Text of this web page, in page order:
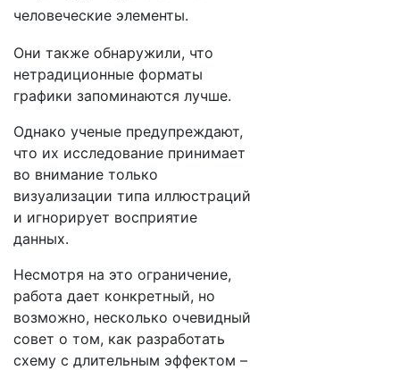
человеческие элементы.
Они также обнаружили, что
нетрадиционные форматы
графики запоминаются лучше.
Однако ученые предупреждают,
что их исследование принимает
во внимание только
визуализации типа иллюстраций
и игнорирует восприятие
данных.
Несмотря на это ограничение,
работа дает конкретный, но
возможно, несколько очевидный
совет о том, как разработать
схему с длительным эффектом –